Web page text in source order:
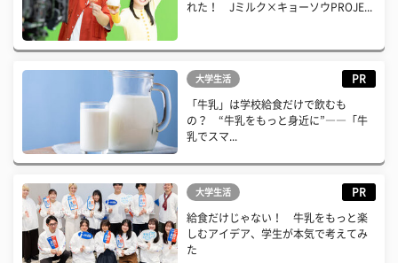
れた！ Jミルク×キョーソウPROJE...
大学生活 PR
「牛乳」は学校給食だけで飲むも
の？ “牛乳をもっと身近に”――「牛
乳でスマ...
大学生活 PR
給食だけじゃない！ 牛乳をもっと楽
しむアイデア、学生が本気で考えてみ
た